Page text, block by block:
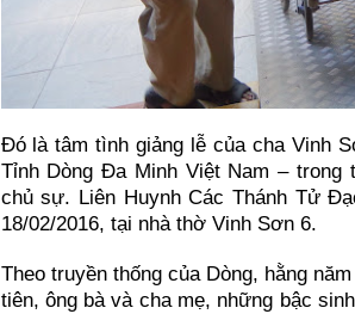
Đó là tâm tình giảng lễ của cha Vinh
Tỉnh Dòng Đa Minh Việt Nam – trong
chủ sự. Liên Huynh Các Thánh Tử
18/02/2016, tại nhà thờ Vinh Sơn 6.
Theo truyền thống của Dòng, hằng
tiên, ông bà và cha mẹ, những bậc